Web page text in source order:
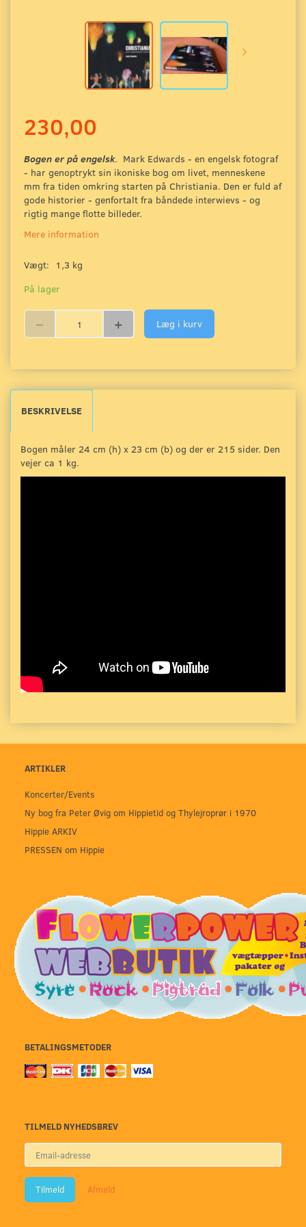
230,00
Bogen er på engelsk. Mark Edwards - en engelsk fotograf
- har genoptrykt sin ikoniske bog om livet, menneskene
mm fra tiden omkring starten på Christiania. Den er fuld af
gode historier - genfortalt fra båndede interwievs - og
rigtig mange flotte billeder.
Mere information
Vægt:
1,3 kg
På lager
Læg i kurv
BESKRIVELSE
Bogen måler 24 cm (h) x 23 cm (b) og der er 215 sider. Den
vejer ca 1 kg.
ARTIKLER
Koncerter/Events
Ny bog fra Peter Øvig om Hippietid og Thylejroprør i 1970
Hippie ARKIV
PRESSEN om Hippie
BETALINGSMETODER
TILMELD NYHEDSBREV
Email-
adresse
Tilmeld Afmeld